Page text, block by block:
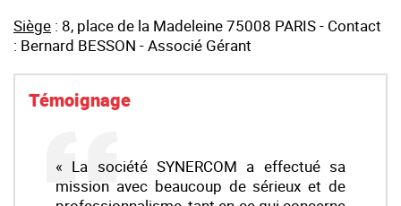
Siège : 8, place de la Madeleine 75008 PARIS - Contact
: Bernard BESSON - Associé Gérant
Témoignage
« La société SYNERCOM a effectué sa
mission avec beaucoup de sérieux et de